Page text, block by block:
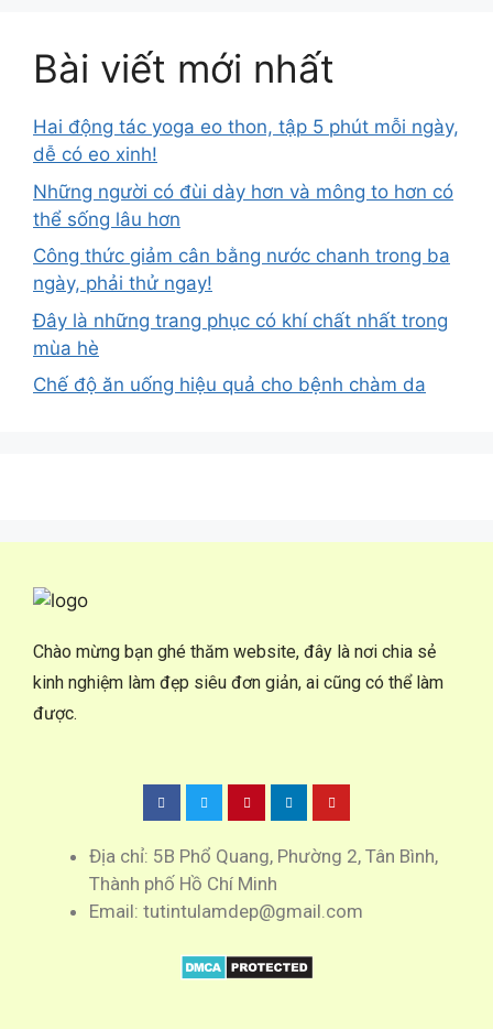
Bài viết mới nhất
Hai động tác yoga eo thon, tập 5 phút mỗi ngày,
dễ có eo xinh!
Những người có đùi dày hơn và mông to hơn có
thể sống lâu hơn
Công thức giảm cân bằng nước chanh trong ba
ngày, phải thử ngay!
Đây là những trang phục có khí chất nhất trong
mùa hè
Chế độ ăn uống hiệu quả cho bệnh chàm da
Chào mừng bạn ghé thăm website, đây là nơi chia sẻ
kinh nghiệm làm đẹp siêu đơn giản, ai cũng có thể làm
được.
Địa chỉ: 5B Phổ Quang, Phường 2, Tân Bình,
Thành phố Hồ Chí Minh
Email: tutintulamdep@gmail.com